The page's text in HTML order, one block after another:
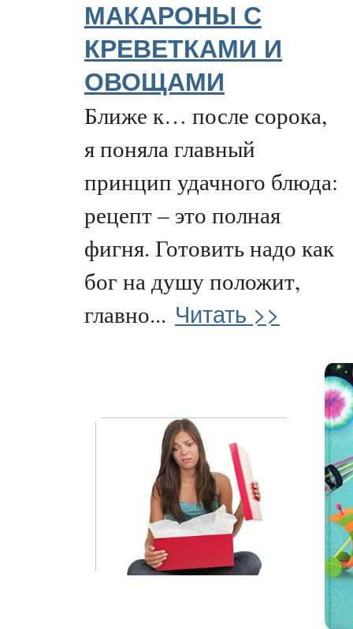
МАКАРОНЫ С
КРЕВЕТКАМИ И
ОВОЩАМИ
Ближе к… после сорока,
я поняла главный
принцип удачного блюда:
рецепт – это полная
фигня. Готовить надо как
бог на душу положит,
главно... Читать >>